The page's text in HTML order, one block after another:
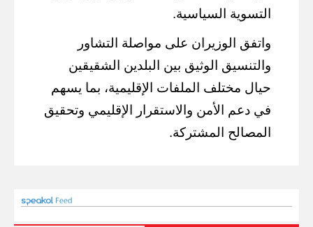
التسوية السياسية.
واتفق الوزيران على مواصلة التشاور
والتنسيق الوثيق بين البلدين الشقيقين
حيال مختلف الملفات الإقليمية، بما يسهم
في دعم الأمن والاستقرار الإقليمي وتحقيق
المصالح المشتركة.